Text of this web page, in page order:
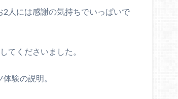
人には感謝の気持ちでいっぱいで
てくださいました。
験の説明。